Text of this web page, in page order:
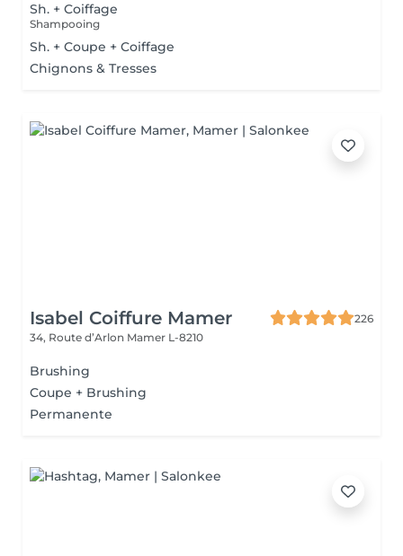
Sh. + Coiffage
Shampooing
Sh. + Coupe + Coiffage
Chignons & Tresses
Isabel Coiffure Mamer
226
34, Route d’Arlon Mamer L-8210
Brushing
Coupe + Brushing
Permanente